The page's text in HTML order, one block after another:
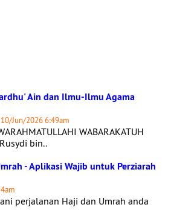
Ain dan Ilmu-Ilmu Agama
Jun/2026 6:49am
WABARAKATUH
bin..
- Aplikasi Wajib untuk Perziarah
perjalanan Haji dan Umrah anda